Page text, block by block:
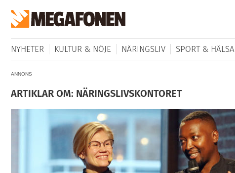
NYHETER KULTUR & NÖJE NÄRINGSLIV SPORT & HÄLSA
ANNONS
ARTIKLAR OM: NÄRINGSLIVSKONTORET